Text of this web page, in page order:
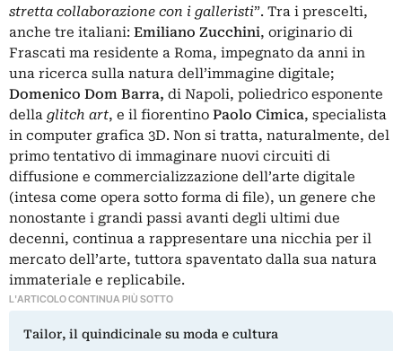
stretta collaborazione con i galleristi”. Tra i prescelti,
anche tre italiani: Emiliano Zucchini, originario di
Frascati ma residente a Roma, impegnato da anni in
una ricerca sulla natura dell’immagine digitale;
Domenico Dom Barra, di Napoli, poliedrico esponente
della glitch art, e il fiorentino Paolo Cimica, specialista
in computer grafica 3D. Non si tratta, naturalmente, del
primo tentativo di immaginare nuovi circuiti di
diffusione e commercializzazione dell’arte digitale
(intesa come opera sotto forma di file), un genere che
nonostante i grandi passi avanti degli ultimi due
decenni, continua a rappresentare una nicchia per il
mercato dell’arte, tuttora spaventato dalla sua natura
immateriale e replicabile.
L'ARTICOLO CONTINUA PIÙ SOTTO
Tailor, il quindicinale su moda e cultura